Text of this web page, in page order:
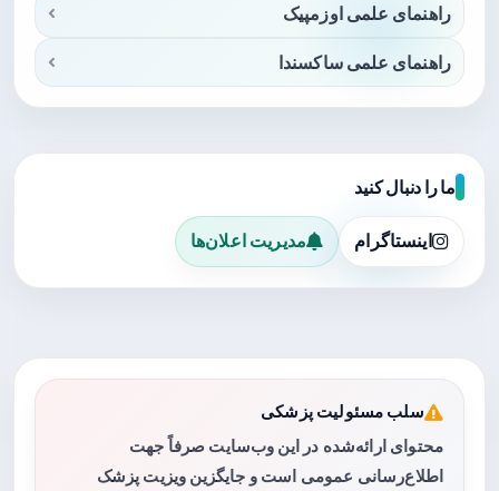
راهنمای علمی اوزمپیک
راهنمای علمی ساکسندا
ما را دنبال کنید
اینستاگرام مدیریت اعلان‌ها
سلب مسئولیت پزشکی
محتوای ارائه‌شده در این وب‌سایت صرفاً جهت
اطلاع‌رسانی عمومی است و جایگزین ویزیت پزشک